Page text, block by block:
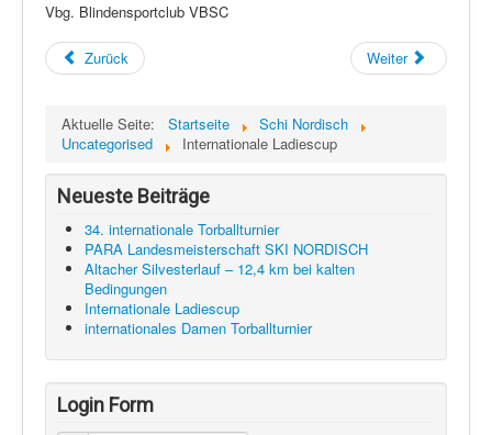
Vbg. Blindensportclub VBSC
Zurück Weiter
Aktuelle Seite: Startseite
Schi Nordisch
Uncategorised
Internationale Ladiescup
Neueste Beiträge
34. internationale Torballturnier
PARA Landesmeisterschaft SKI NORDISCH
Altacher Silvesterlauf – 12,4 km bei kalten
Bedingungen
Internationale Ladiescup
internationales Damen Torballturnier
Login Form